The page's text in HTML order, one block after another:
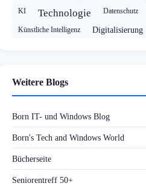
KI Technologie Datenschutz
Künstliche Intelligenz Digitalisierung
Weitere Blogs
Born IT- und Windows Blog
Born's Tech and Windows World
Bücherseite
Seniorentreff 50+